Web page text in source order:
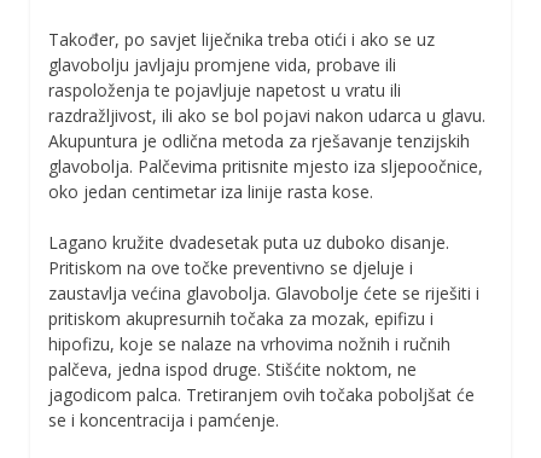
Također, po savjet liječnika treba otići i ako se uz
glavobolju javljaju promjene vida, probave ili
raspoloženja te pojavljuje napetost u vratu ili
razdražljivost, ili ako se bol pojavi nakon udarca u glavu.
Akupuntura je odlična metoda za rješavanje tenzijskih
glavobolja. Palčevima pritisnite mjesto iza sljepoočnice,
oko jedan centimetar iza linije rasta kose.
Lagano kružite dvadesetak puta uz duboko disanje.
Pritiskom na ove točke preventivno se djeluje i
zaustavlja većina glavobolja. Glavobolje ćete se riješiti i
pritiskom akupresurnih točaka za mozak, epifizu i
hipofizu, koje se nalaze na vrhovima nožnih i ručnih
palčeva, jedna ispod druge. Stišćite noktom, ne
jagodicom palca. Tretiranjem ovih točaka poboljšat će
se i koncentracija i pamćenje.